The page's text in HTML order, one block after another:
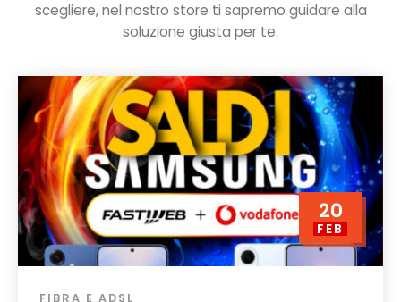
scegliere, nel nostro store ti sapremo guidare alla
soluzione giusta per te.
20
FEB
FIBRA E ADSL